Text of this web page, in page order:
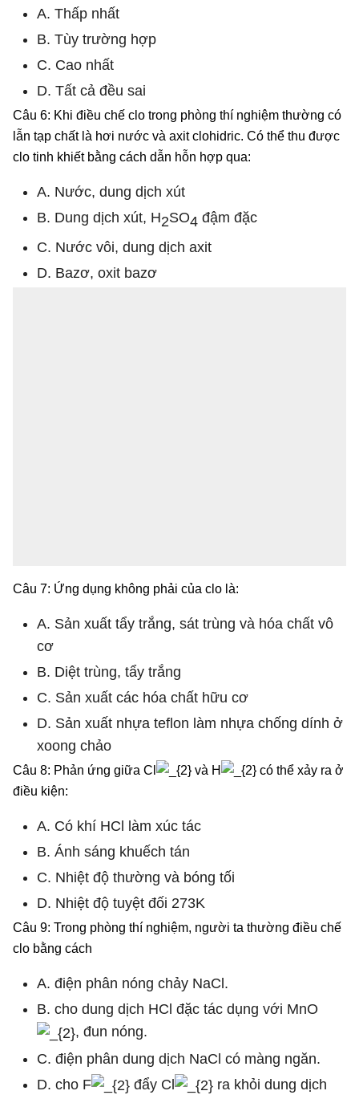
A. Thấp nhất
B. Tùy trường hợp
C. Cao nhất
D. Tất cả đều sai
Câu 6: Khi điều chế clo trong phòng thí nghiệm thường có
lẫn tạp chất là hơi nước và axit clohidric. Có thể thu được
clo tinh khiết bằng cách dẫn hỗn hợp qua:
A. Nước, dung dịch xút
B. Dung dịch xút, H2SO4 đậm đặc
C. Nước vôi, dung dịch axit
D. Bazơ, oxit bazơ
Câu 7: Ứng dụng không phải của clo là:
A. Sản xuất tẩy trắng, sát trùng và hóa chất vô
cơ
B. Diệt trùng, tẩy trắng
C. Sản xuất các hóa chất hữu cơ
D. Sản xuất nhựa teflon làm nhựa chống dính ở
xoong chảo
Câu 8: Phản ứng giữa Cl và H
có thể xảy ra ở
điều kiện:
A. Có khí HCl làm xúc tác
B. Ánh sáng khuếch tán
C. Nhiệt độ thường và bóng tối
D. Nhiệt độ tuyệt đối 273K
Câu 9: Trong phòng thí nghiệm, người ta thường điều chế
clo bằng cách
A. điện phân nóng chảy NaCl.
B. cho dung dịch HCl đặc tác dụng với MnO
, đun nóng.
C. điện phân dung dịch NaCl có màng ngăn.
D. cho F
đẩy Cl ra khỏi dung dịch